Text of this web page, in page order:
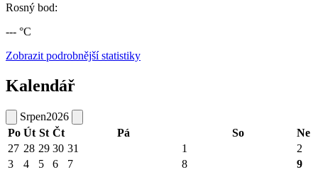
Rosný bod:
--- °C
Zobrazit podrobnější statistiky
Kalendář
Srpen2026
Po Út St Čt Pá So
Ne
27 28 29 30 31 1
2
3
4 5 6 7 8 9